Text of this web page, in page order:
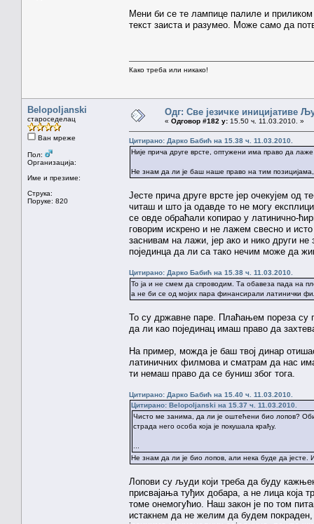
Мени би се те лампице палиле и приликом
текст заиста и разумео. Може само да
Како треба или никако!
Belopoljanski
староседелац
Ван мреже
Пол:
Организација:
Име и презиме:
Струка:
Поруке: 820
Одг: Све језичке иницијативе
« Одговор #182 у: 15.50 ч. 11.03.2010. »
Цитирано: Дарко Бабић на 15.38 ч. 11.03.2010.
Није прича друге врсте, оптужени има право да лаже
Не знам да ли је баш наше право на тим позицијама,
Јесте прича друге врсте јер очекујем од
читаш и што ја одавде то не могу
се овде обраћали копирао у латинично-
говорим искрено и не лажем свесно и исто
заснивам на лажи, јер ако и нико други
појединца да ли са тако нечим може да
Цитирано: Дарко Бабић на 15.38 ч. 11.03.2010.
То ја и не смем да спроводим. Та обавеза пада на
а не би се од мојих пара финансирали латинички
То су државне паре. Плаћањем пореза су
да ли као појединац имаш право да
На пример, можда је баш твој динар
латиничних филмова и сматрам да нас
ти немаш право да се буниш због тога.
Цитирано: Дарко Бабић на 15.40 ч. 11.03.2010.
Цитирано: Belopoljanski на 15.37 ч. 11.03.2010.
Чисто ме занима, да ли је оштећени био лопов?
страда него особа која је покушала крађу.
Не знам да ли је био лопов, али нека буде да јесте.
Лопови су људи који треба да буду
присвајања туђих добара, а не лица која
томе онемогућио. Наш закон је по том
истакнем да не желим да будем